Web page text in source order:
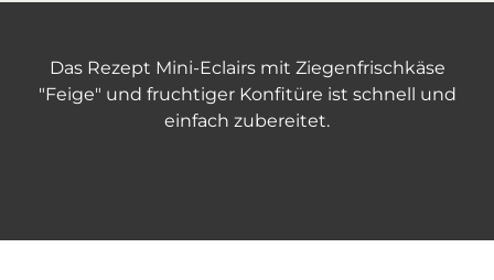
Das Rezept Mini-Eclairs mit Ziegenfrischkäse
"Feige" und fruchtiger Konfitüre ist schnell und
einfach zubereitet.